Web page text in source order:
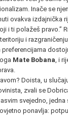
Inače se
ovakva izdajnička
i ti polažeš pravo.”
i
Mate Bobana , i
Doista, u
zvali se
svejedno, jedna
ponavlja: